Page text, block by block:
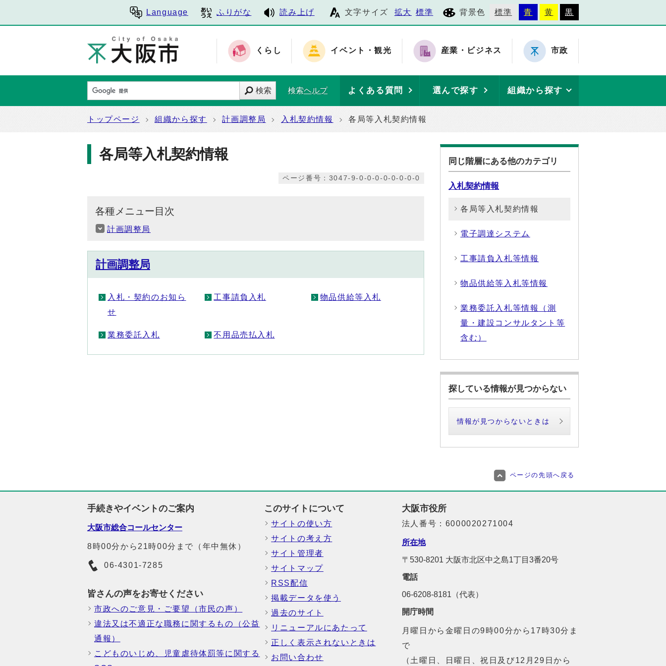
Language ふりがな 読み上げ 文字サイズ 拡大 標準 背景色 標準 青 黄 黒
くらし イベント・観光 産業・ビジネス 市政
検索 検索ヘルプ よくある質問 選んで探す 組織から探す
トップページ 組織から探す 計画調整局 入札契約情報 各局等入札契約情報
各局等入札契約情報
ページ番号：3047-9-0-0-0-0-0-0-0-0
各種メニュー目次
計画調整局
計画調整局
入札・契約のお知ら
せ
工事請負入札 物品供給等入札
業務委託入札 不用品売払入札
同じ階層にある他のカテゴリ
入札契約情報
各局等入札契約情報
電子調達システム
工事請負入札等情報
物品供給等入札等情報
業務委託入札等情報（測
量・建設コンサルタント等
含む）
探している情報が見つからない
情報が見つからないときは
ページの先頭へ戻る
手続きやイベントのご案内
大阪市総合コールセンター
8時00分から21時00分まで（年中無休）
06-4301-7285
皆さんの声をお寄せください
市政へのご意見・ご要望（市民の声）
違法又は不適正な職務に関するもの（公益
通報）
こどものいじめ、児童虐待体罰等に関する
このサイトについて
サイトの使い方
サイトの考え方
サイト管理者
サイトマップ
RSS配信
掲載データを使う
過去のサイト
リニューアルにあたって
正しく表示されないときは
お問い合わせ
大阪市役所
法人番号：6000020271004
所在地
〒530-8201 大阪市北区中之島1丁目3番20号
電話
06-6208-8181（代表）
開庁時間
月曜日から金曜日の9時00分から17時30分ま
で
（土曜日、日曜日、祝日及び12月29日から